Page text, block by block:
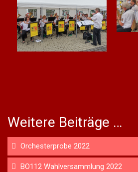
Weitere Beiträge …
Orchesterprobe 2022
BO112 Wahlversammlung 2022